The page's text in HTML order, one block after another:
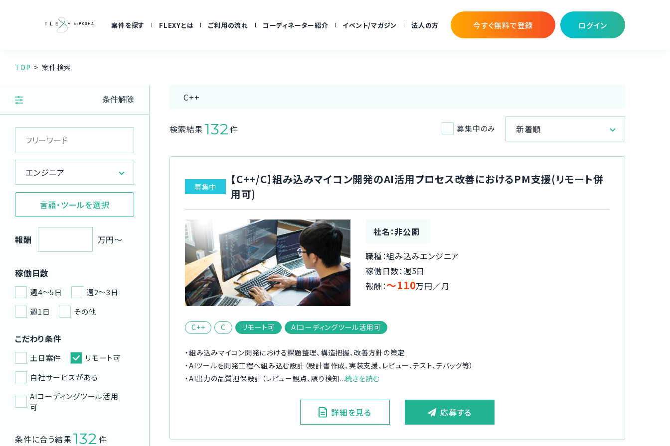
案件を探す FLEXYとは ご利用の流れ コーディネーター紹介 イベント/マガジン 法人の方 今すぐ無料で登録 ログイン
TOP 案件検索
条件解除
エンジニア
言語・ツールを選択
報酬 万円〜
稼働日数
週4〜5日
週2〜3日
週1日
その他
こだわり条件
土日案件
リモート可
自社サービスがある
AIコーディングツール活用
可
条件に合う結果132 件
C++
検索結果 132件 募集中のみ 新着順
募集中
【C++/C】組み込みマイコン開発のAI活用プロセス改善におけるPM支援(リモート併
用可)
社名：非公開
職種：組み込みエンジニア
稼働日数：週5日
報酬：〜110万円／月
C++ C リモート可 AIコーディングツール活用可
・組み込みマイコン開発における課題整理、構造把握、改善方針の策定
・AIツールを開発工程へ組み込む設計（設計書作成、実装支援、レビュー、テスト、デバッグ等）
・AI出力の品質担保設計（レビュー観点、誤り検知...続きを読む
詳細を見る 応募する